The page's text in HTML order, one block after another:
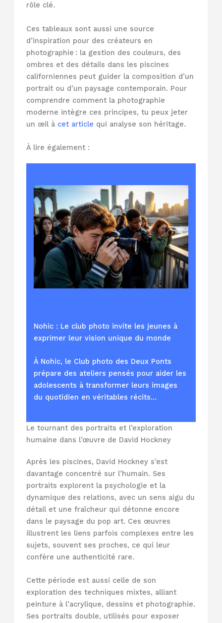
rôle clé.
Ces tableaux sont aussi une source
d’inspiration pour des créateurs en
photographie : la gestion des couleurs, des
ombres et des détails dans les piscines
californiennes peut guider la composition d’un
portrait ou d’un paysage contemporain. Pour
comprendre comment la photographie
moderne intègre ces principes, tu peux jeter
un œil à cet article qui analyse son héritage.
À lire également :
Nohic : Le club photo invite les jeunes à
exprimer leur vision unique du monde
À Nohic, le Club photo des Deux Ponts
prépare des ateliers pensés pour aider les
adolescents à transformer leurs images
du quotidien en véritables récits…
Le tournant des portraits et l’exploration
humaine dans l’œuvre de David Hockney
Après les piscines, David Hockney s’est
davantage concentré sur l’humain. Ses
portraits explorent la psychologie et la
dynamique des relations, avec un sens aigu du
détail et une fraîcheur qui détonne encore
dans le paysage du pop art. Ces œuvres
illustrent les liens parfois complexes entre les
sujets, souvent ses proches, ce qui leur
confère une authenticité rare.
Cette période est aussi celle de son
exploration des techniques mixtes, alliant
peinture à l’acrylique, dessins et photographie.
Ses portraits double, utilisés pour exposer